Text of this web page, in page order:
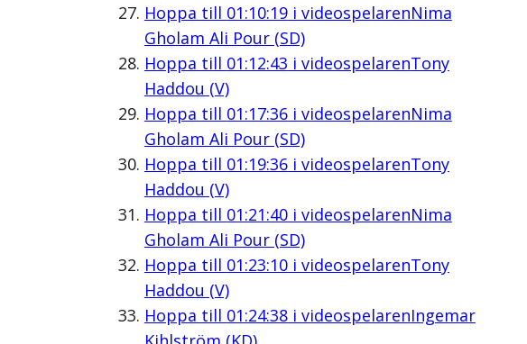
Hoppa till 01:10:19i videospelarenNima
Gholam Ali Pour (SD)
Hoppa till 01:12:43 i videospelarenTony
Haddou (V)
Hoppa till 01:17:36i videospelarenNima
Gholam Ali Pour (SD)
Hoppa till 01:19:36i videospelarenTony
Haddou (V)
Hoppa till 01:21:40i videospelarenNima
Gholam Ali Pour (SD)
Hoppa till 01:23:10i videospelarenTony
Haddou (V)
Hoppa till 01:24:38i videospelarenIngemar